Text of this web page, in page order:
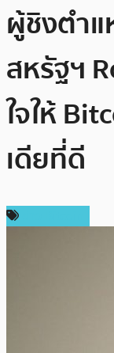
ผู้ชิงตำแ
สหรัฐฯ
ใจให้
เดียที่ดี